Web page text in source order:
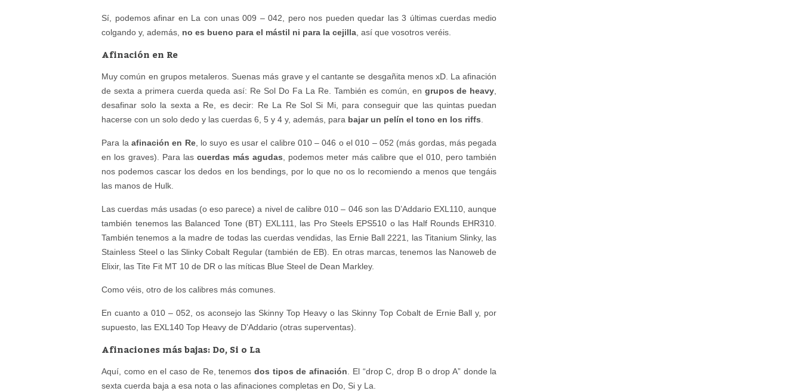
Sí, podemos afinar en La con unas 009 – 042, pero nos pueden quedar las 3 últimas cuerdas medio
colgando y, además, no es bueno para el mástil ni para la cejilla , así que vosotros veréis.
Afinación en Re
Muy común en grupos metaleros. Suenas más grave y el cantante se desgañita menos xD. La afinación
de sexta a primera cuerda queda así: Re Sol Do Fa La Re. También es común, en grupos de heavy
desafinar solo la sexta a Re, es decir: Re La Re Sol Si Mi, para conseguir que las quintas puedan
hacerse con un solo dedo y las cuerdas 6, 5 y 4 y, además, para bajar un pelín el tono en los riffs
Para la afinación en Re, lo suyo es usar el calibre 010 – 046 o el 010 – 052 (más gordas, más pegada
en los graves). Para las cuerdas más agudas , podemos meter más calibre que el 010, pero también
nos podemos cascar los dedos en los bendings, por lo que no os lo recomiendo a menos que tengáis
las manos de Hulk.
Las cuerdas más usadas (o eso parece) a nivel de calibre 010 – 046 son las D’Addario EXL110, aunque
también tenemos las Balanced Tone (BT) EXL111, las Pro Steels EPS510 o las Half Rounds EHR310.
También tenemos a la madre de todas las cuerdas vendidas, las Ernie Ball 2221, las Titanium Slinky, las
Stainless Steel o las Slinky Cobalt Regular (también de EB). En otras marcas, tenemos las Nanoweb de
Elixir, las Tite Fit MT 10 de DR o las míticas Blue Steel de Dean Markley.
Como véis, otro de los calibres más comunes.
En cuanto a 010 – 052, os aconsejo las Skinny Top Heavy o las Skinny Top Cobalt de Ernie Ball y, por
supuesto, las EXL140 Top Heavy de D’Addario (otras superventas).
Afinaciones más bajas: Do, Si o La
Aquí, como en el caso de Re, tenemosdos tipos de afinación . El “drop C, drop B o drop A” donde la
sexta cuerda baja a esa nota o las afinaciones completas en Do, Si y La.